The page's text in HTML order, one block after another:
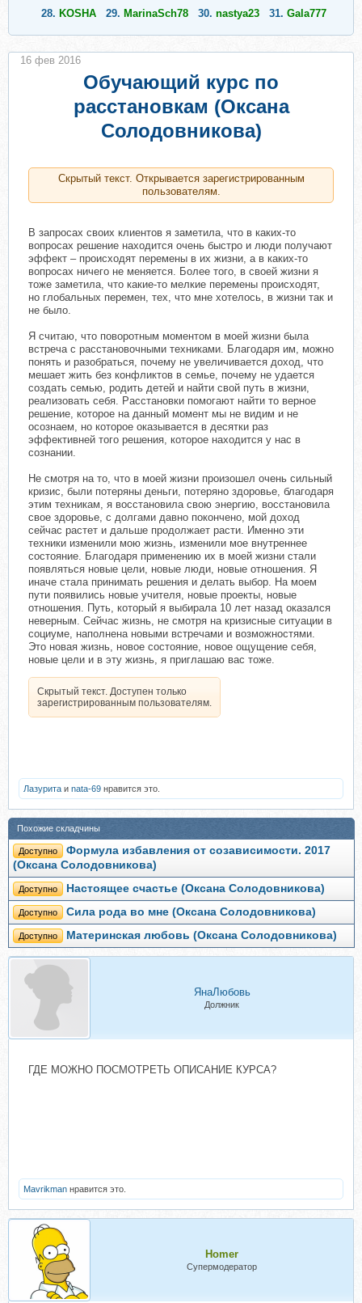
28. KOSHA 29. MarinaSch78 30. nastya23 31. Gala777
32.Юлия Анри 33.tyss55 34.oxi 35.Victoria 36.Veruna
37.Беатриса777 38.Zhirafivan 39.Freya29 40.andreana
СкубиДУ19 43.
shmyrina88 Ведана- Катерина
Life555 49.NikiS 50.nataskamur 51.feia 52.
Виктория444 54.Бурёнка 55.pushok88
61.Zefir2018 62.Pupsikgt25 63.bagitta 64. Инга321
66.Lina2011
Обучающий курс по
расстановкам (Оксана
Солодовникова)
Скрытый текст. Открывается зарегистрированным
пользователям.
В запросах своих клиентов я заметила, что в каких-то
вопросах решение находится очень быстро и люди получают
эффект – происходят перемены в их жизни, а в каких-то
вопросах ничего не меняется. Более того, в своей жизни я
тоже заметила, что какие-то мелкие перемены происходят,
но глобальных перемен, тех, что мне хотелось, в жизни так и
не было.
Я считаю, что поворотным моментом в моей жизни была
встреча с расстановочными техниками. Благодаря им, можно
понять и разобраться, почему не увеличивается доход, что
мешает жить без конфликтов в семье, почему не удается
создать семью, родить детей и найти свой путь в жизни,
реализовать себя. Расстановки помогают найти то верное
решение, которое на данный момент мы не видим и не
осознаем, но которое оказывается в десятки раз
эффективней того решения, которое находится у нас в
сознании.
Не смотря на то, что в моей жизни произошел очень сильный
кризис, были потеряны деньги, потеряно здоровье, благодаря
этим техникам, я восстановила свою энергию, восстановила
свое здоровье, с долгами давно покончено, мой доход
сейчас растет и дальше продолжает расти. Именно эти
техники изменили мою жизнь, изменили мое внутреннее
состояние. Благодаря применению их в моей жизни стали
появляться новые цели, новые люди, новые отношения. Я
иначе стала принимать решения и делать выбор. На моем
пути появились новые учителя, новые проекты, новые
отношения. Путь, который я выбирала 10 лет назад оказался
неверным. Сейчас жизнь, не смотря на кризисные ситуации в
социуме, наполнена новыми встречами и возможностями.
Это новая жизнь, новое состояние, новое ощущение себя,
новые цели и в эту жизнь, я приглашаю вас тоже.
Скрытый текст. Доступен только
зарегистрированным пользователям.
16 фев 2016
Лазурита и nata-69 нравится это.
Похожие складчины
Доступно
Формула избавления от созависимости. 2017
(Оксана Солодовникова)
Доступно Настоящее счастье (Оксана Солодовникова)
Доступно Сила рода во мне (Оксана Солодовникова)
Доступно Материнская любовь (Оксана Солодовникова)
ЯнаЛюбовь
Должник
ГДЕ МОЖНО ПОСМОТРЕТЬ ОПИСАНИЕ КУРСА?
Mavrikman нравится это.
Homer
Супермодератор